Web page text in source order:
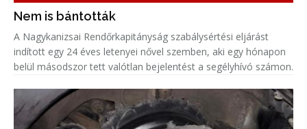
Nem is bántották
A Nagykanizsai Rendőrkapitányság szabálysértési eljárást
indított egy 24 éves letenyei nővel szemben, aki egy hónapon
belül másodszor tett valótlan bejelentést a segélyhívó számon.